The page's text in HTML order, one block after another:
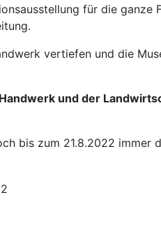
für die ganze
vertiefen und die
Handwerk und der
bis zum 21.8.2022 immer